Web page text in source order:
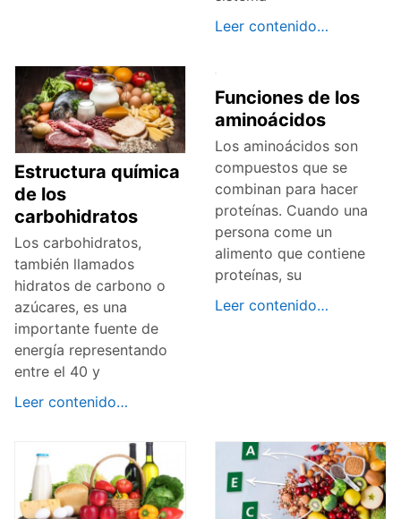
Leer contenido…
Estructura química
de los
carbohidratos
Los carbohidratos,
también llamados
hidratos de carbono o
azúcares, es una
importante fuente de
energía representando
entre el 40 y
Leer contenido…
Funciones de los
aminoácidos
Los aminoácidos son
compuestos que se
combinan para hacer
proteínas. Cuando una
persona come un
alimento que contiene
proteínas, su
Leer contenido…